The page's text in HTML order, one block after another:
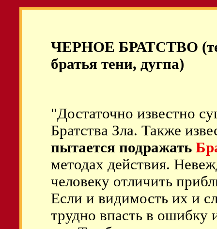
ЧЕРНОЕ БРАТСТВО
братья тени, дугпа)
"Достаточно известно
Братства Зла. Также
пытается подражать
методах действия.
человеку отличить
Если и видимость их и
трудно впасть в ошибку